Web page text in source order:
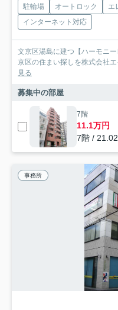
駐輪場 オートロック エ
インターネット対応
文京区湯島に建つ【ハーモニ
京区の住まい探しを株式会社
見る
募集中の部屋
7階
11.1万円
7階 /
事務所